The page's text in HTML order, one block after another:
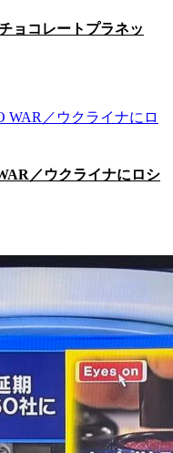
ョコレートプラネッ
／ウクライナにロシ